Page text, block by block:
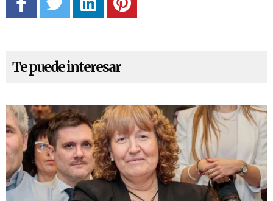
Te puede interesar